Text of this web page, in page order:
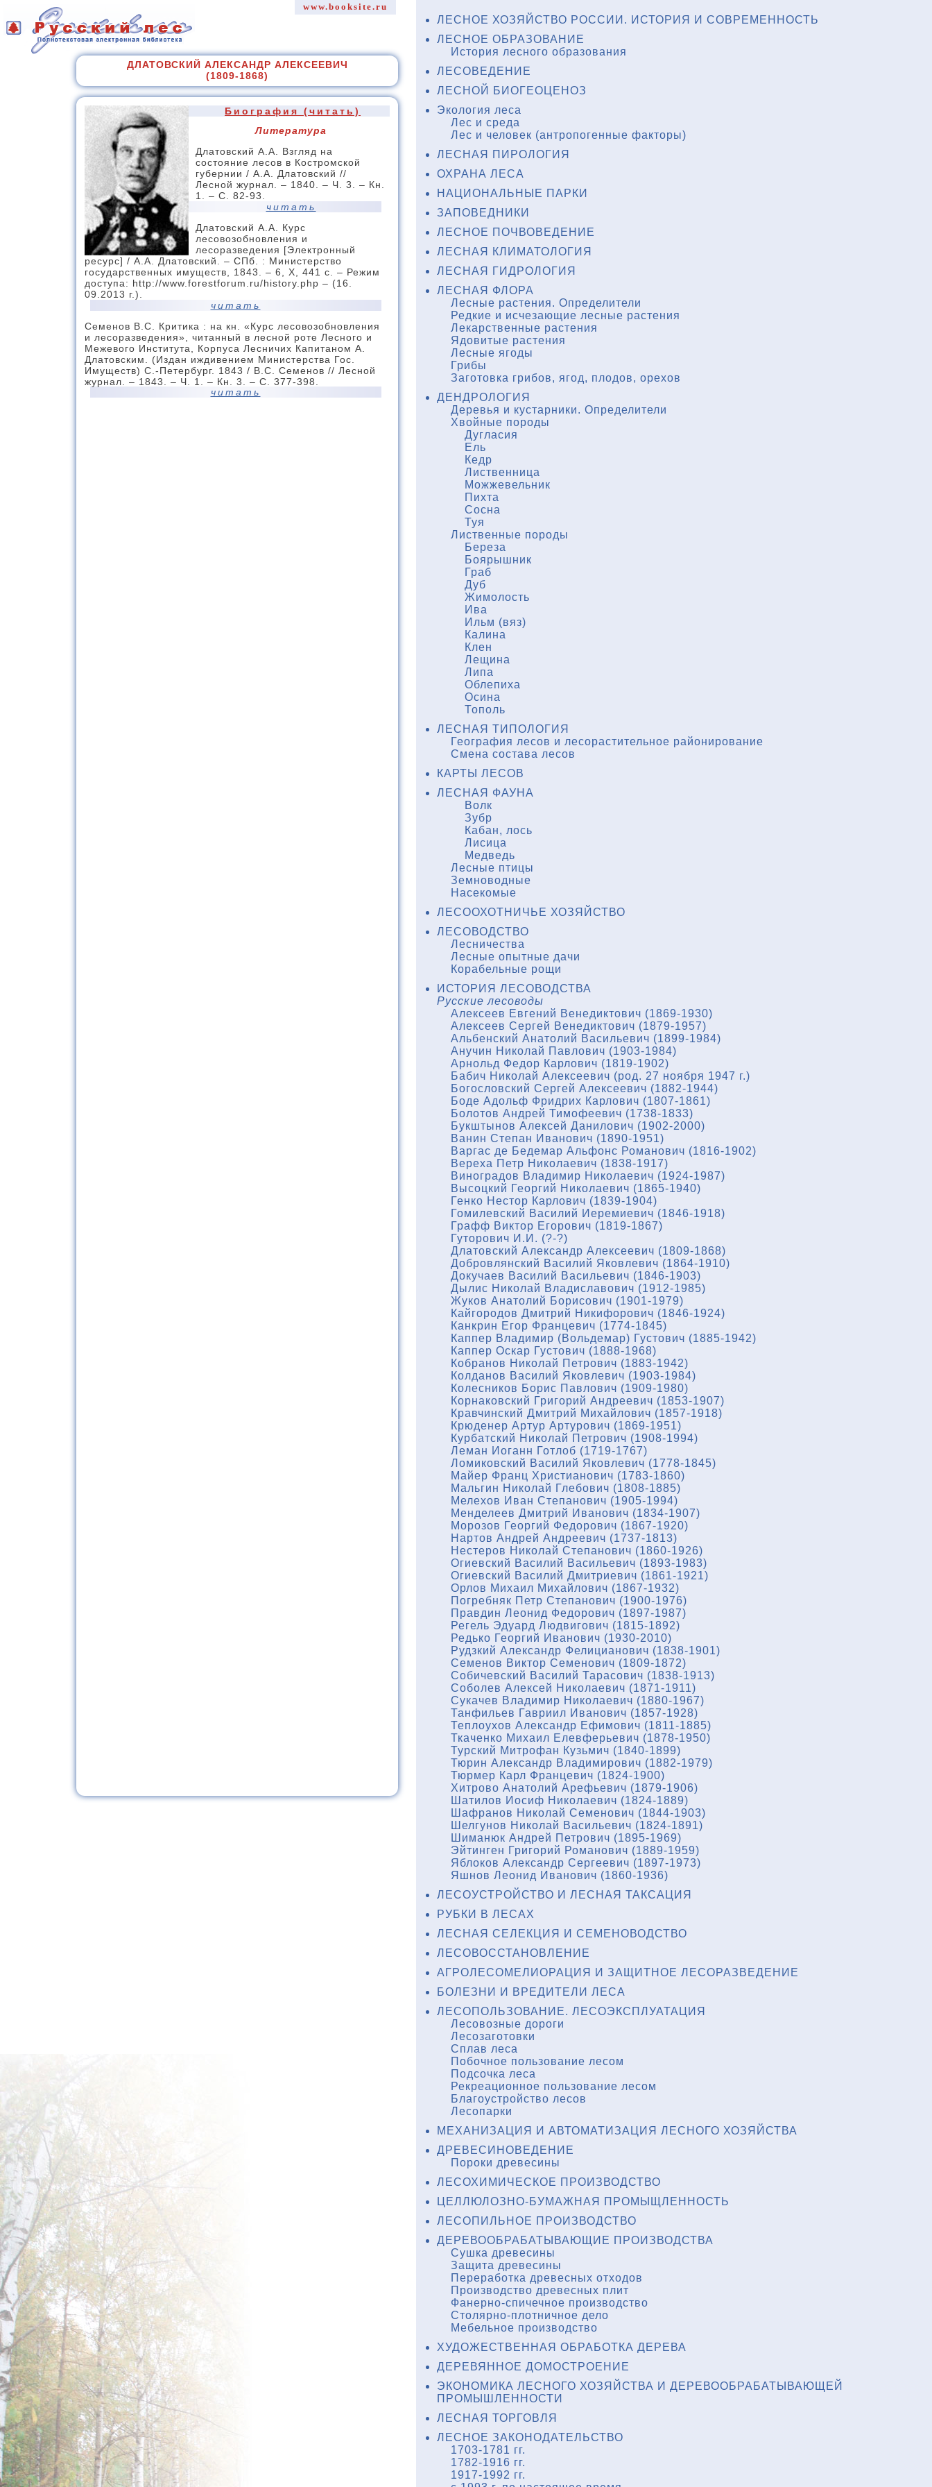
www.booksite.ru
ДЛАТОВСКИЙ АЛЕКСАНДР АЛЕКСЕЕВИЧ
(1809-1868)
Биография (читать)
Литература
Длатовский А.А. Взгляд на
состояние лесов в Костромской
губернии / А.А. Длатовский //
Лесной журнал. – 1840. – Ч. 3. – Кн.
1. – С. 82-93.
читать
Длатовский А.А. Курс
лесовозобновления и
лесоразведения [Электронный
ресурс] / А.А. Длатовский. – СПб. : Министерство
государственных имуществ, 1843. – 6, X, 441 с. – Режим
доступа: http://www.forestforum.ru/history.php – (16.
09.2013 г.).
читать
Семенов В.С. Критика : на кн. «Курс лесовозобновления
и лесоразведения», читанный в лесной роте Лесного и
Межевого Института, Корпуса Лесничих Капитаном А.
Длатовским. (Издан иждивением Министерства Гос.
Имуществ) С.-Петербург. 1843 / В.С. Семенов // Лесной
журнал. – 1843. – Ч. 1. – Кн. 3. – С. 377-398.
читать
ЛЕСНОЕ ХОЗЯЙСТВО РОССИИ. ИСТОРИЯ И СОВРЕМЕННОСТЬ
ЛЕСНОЕ ОБРАЗОВАНИЕ
История лесного образования
ЛЕСОВЕДЕНИЕ
ЛЕСНОЙ БИОГЕОЦЕНОЗ
Экология леса
Лес и среда
Лес и человек (антропогенные факторы)
ЛЕСНАЯ ПИРОЛОГИЯ
ОХРАНА ЛЕСА
НАЦИОНАЛЬНЫЕ ПАРКИ
ЗАПОВЕДНИКИ
ЛЕСНОЕ ПОЧВОВЕДЕНИЕ
ЛЕСНАЯ КЛИМАТОЛОГИЯ
ЛЕСНАЯ ГИДРОЛОГИЯ
ЛЕСНАЯ ФЛОРА
Лесные растения. Определители
Редкие и исчезающие лесные растения
Лекарственные растения
Ядовитые растения
Лесные ягоды
Грибы
Заготовка грибов, ягод, плодов, орехов
ДЕНДРОЛОГИЯ
Деревья и кустарники. Определители
Хвойные породы
Дугласия
Ель
Кедр
Лиственница
Можжевельник
Пихта
Сосна
Туя
Лиственные породы
Береза
Боярышник
Граб
Дуб
Жимолость
Ива
Ильм (вяз)
Калина
Клен
Лещина
Липа
Облепиха
Осина
Тополь
ЛЕСНАЯ ТИПОЛОГИЯ
География лесов и лесорастительное районирование
Смена состава лесов
КАРТЫ ЛЕСОВ
ЛЕСНАЯ ФАУНА
Волк
Зубр
Кабан, лось
Лисица
Медведь
Лесные птицы
Земноводные
Насекомые
ЛЕСООХОТНИЧЬЕ ХОЗЯЙСТВО
ЛЕСОВОДСТВО
Лесничества
Лесные опытные дачи
Корабельные рощи
ИСТОРИЯ ЛЕСОВОДСТВА
Русские лесоводы
Алексеев Евгений Венедиктович (1869-1930)
Алексеев Сергей Венедиктович (1879-1957)
Альбенский Анатолий Васильевич (1899-1984)
Анучин Николай Павлович (1903-1984)
Арнольд Федор Карлович (1819-1902)
Бабич Николай Алексеевич (род. 27 ноября 1947 г.)
Богословский Сергей Алексеевич (1882-1944)
Боде Адольф Фридрих Карлович (1807-1861)
Болотов Андрей Тимофеевич (1738-1833)
Букштынов Алексей Данилович (1902-2000)
Ванин Степан Иванович (1890-1951)
Варгас де Бедемар Альфонс Романович (1816-1902)
Вереха Петр Николаевич (1838-1917)
Виноградов Владимир Николаевич (1924-1987)
Высоцкий Георгий Николаевич (1865-1940)
Генко Нестор Карлович (1839-1904)
Гомилевский Василий Иеремиевич (1846-1918)
Графф Виктор Егорович (1819-1867)
Гуторович И.И. (?-?)
Длатовский Александр Алексеевич (1809-1868)
Добровлянский Василий Яковлевич (1864-1910)
Докучаев Василий Васильевич (1846-1903)
Дылис Николай Владиславович (1912-1985)
Жуков Анатолий Борисович (1901-1979)
Кайгородов Дмитрий Никифорович (1846-1924)
Канкрин Егор Францевич (1774-1845)
Каппер Владимир (Вольдемар) Густович (1885-1942)
Каппер Оскар Густович (1888-1968)
Кобранов Николай Петрович (1883-1942)
Колданов Василий Яковлевич (1903-1984)
Колесников Борис Павлович (1909-1980)
Корнаковский Григорий Андреевич (1853-1907)
Кравчинский Дмитрий Михайлович (1857-1918)
Крюденер Артур Артурович (1869-1951)
Курбатский Николай Петрович (1908-1994)
Леман Иоганн Готлоб (1719-1767)
Ломиковский Василий Яковлевич (1778-1845)
Майер Франц Христианович (1783-1860)
Мальгин Николай Глебович (1808-1885)
Мелехов Иван Степанович (1905-1994)
Менделеев Дмитрий Иванович (1834-1907)
Морозов Георгий Федорович (1867-1920)
Нартов Андрей Андреевич (1737-1813)
Нестеров Николай Степанович (1860-1926)
Огиевский Василий Васильевич (1893-1983)
Огиевский Василий Дмитриевич (1861-1921)
Орлов Михаил Михайлович (1867-1932)
Погребняк Петр Степанович (1900-1976)
Правдин Леонид Федорович (1897-1987)
Регель Эдуард Людвигович (1815-1892)
Редько Георгий Иванович (1930-2010)
Рудзкий Александр Фелицианович (1838-1901)
Семенов Виктор Семенович (1809-1872)
Собичевский Василий Тарасович (1838-1913)
Соболев Алексей Николаевич (1871-1911)
Сукачев Владимир Николаевич (1880-1967)
Танфильев Гавриил Иванович (1857-1928)
Теплоухов Александр Ефимович (1811-1885)
Ткаченко Михаил Елевферьевич (1878-1950)
Турский Митрофан Кузьмич (1840-1899)
Тюрин Александр Владимирович (1882-1979)
Тюрмер Карл Францевич (1824-1900)
Хитрово Анатолий Арефьевич (1879-1906)
Шатилов Иосиф Николаевич (1824-1889)
Шафранов Николай Семенович (1844-1903)
Шелгунов Николай Васильевич (1824-1891)
Шиманюк Андрей Петрович (1895-1969)
Эйтинген Григорий Романович (1889-1959)
Яблоков Александр Сергеевич (1897-1973)
Яшнов Леонид Иванович (1860-1936)
ЛЕСОУСТРОЙСТВО И ЛЕСНАЯ ТАКСАЦИЯ
РУБКИ В ЛЕСАХ
ЛЕСНАЯ СЕЛЕКЦИЯ И СЕМЕНОВОДСТВО
ЛЕСОВОССТАНОВЛЕНИЕ
АГРОЛЕСОМЕЛИОРАЦИЯ И ЗАЩИТНОЕ ЛЕСОРАЗВЕДЕНИЕ
БОЛЕЗНИ И ВРЕДИТЕЛИ ЛЕСА
ЛЕСОПОЛЬЗОВАНИЕ. ЛЕСОЭКСПЛУАТАЦИЯ
Лесовозные дороги
Лесозаготовки
Сплав леса
Побочное пользование лесом
Подсочка леса
Рекреационное пользование лесом
Благоустройство лесов
Лесопарки
МЕХАНИЗАЦИЯ И АВТОМАТИЗАЦИЯ ЛЕСНОГО ХОЗЯЙСТВА
ДРЕВЕСИНОВЕДЕНИЕ
Пороки древесины
ЛЕСОХИМИЧЕСКОЕ ПРОИЗВОДСТВО
ЦЕЛЛЮЛОЗНО-БУМАЖНАЯ ПРОМЫЩЛЕННОСТЬ
ЛЕСОПИЛЬНОЕ ПРОИЗВОДСТВО
ДЕРЕВООБРАБАТЫВАЮЩИЕ ПРОИЗВОДСТВА
Сушка древесины
Защита древесины
Переработка древесных отходов
Производство древесных плит
Фанерно-спичечное производство
Столярно-плотничное дело
Мебельное производство
ХУДОЖЕСТВЕННАЯ ОБРАБОТКА ДЕРЕВА
ДЕРЕВЯННОЕ ДОМОСТРОЕНИЕ
ЭКОНОМИКА ЛЕСНОГО ХОЗЯЙСТВА И ДЕРЕВООБРАБАТЫВАЮЩЕЙ
ПРОМЫШЛЕННОСТИ
ЛЕСНАЯ ТОРГОВЛЯ
ЛЕСНОЕ ЗАКОНОДАТЕЛЬСТВО
1703-1781 гг.
1782-1916 гг.
1917-1992 гг.